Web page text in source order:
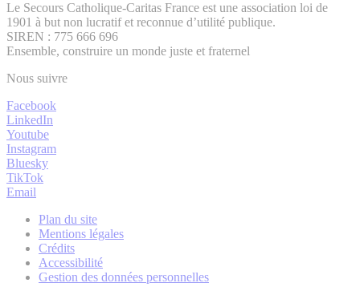
Le Secours Catholique-Caritas France est une association loi de
1901 à but non lucratif et reconnue d’utilité publique.
SIREN : 775 666 696
Ensemble, construire un monde juste et fraternel
Nous suivre
Facebook
LinkedIn
Youtube
Instagram
Bluesky
TikTok
Email
Plan du site
Mentions légales
Crédits
Accessibilité
Gestion des données personnelles